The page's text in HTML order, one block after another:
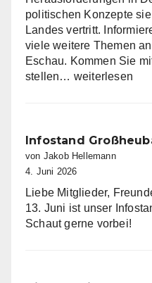
politischen Konzepte
Landes vertritt.
viele weitere Themen
Eschau. Kommen Sie
stellen… Infostand
weiterlesen
Infostand
von Jakob Hellemann
4. Juni 2026
Liebe Mitglieder,
13. Juni ist unser
Schaut gerne vorbei!